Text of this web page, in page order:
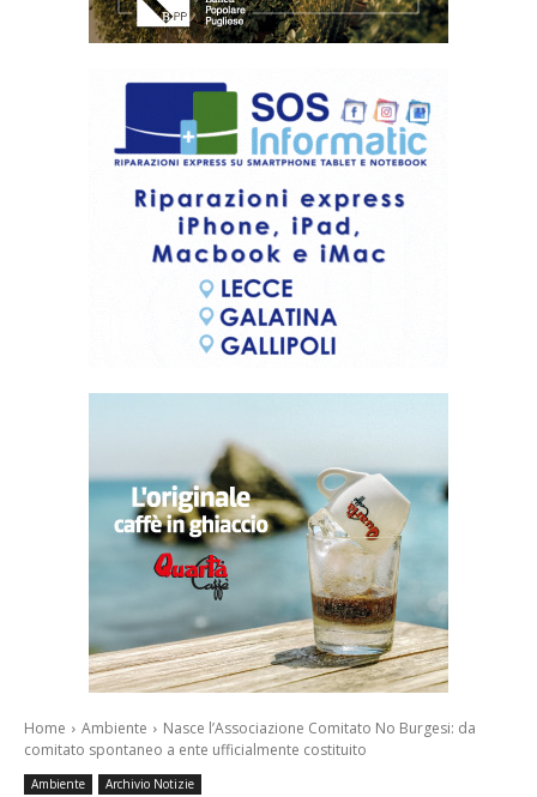
Home Ambiente
Nasce l’Associazione Comitato No Burgesi: da
comitato spontaneo a ente ufficialmente costituito
Ambiente Archivio Notizie